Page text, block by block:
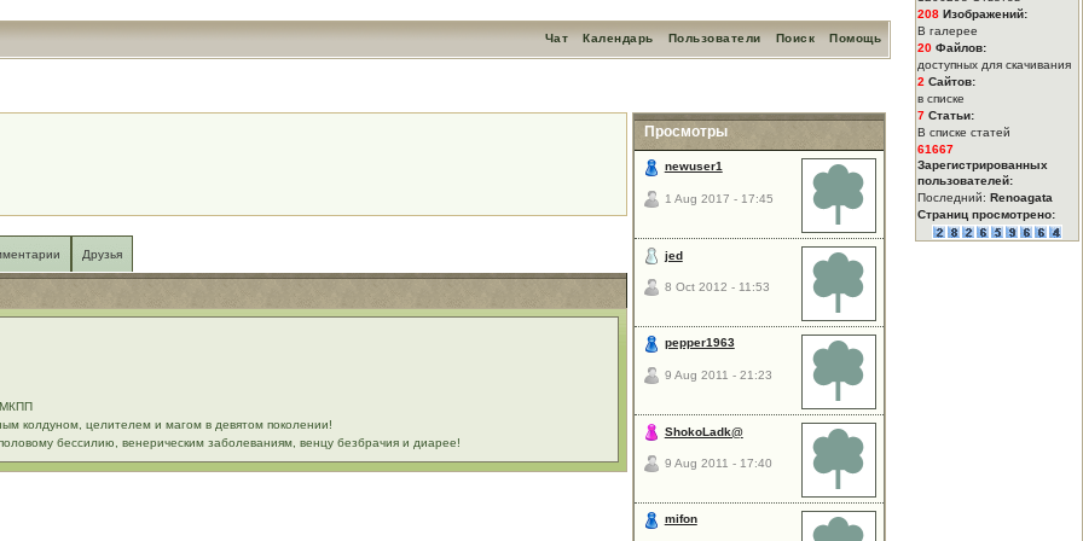
Помощь
Поиск
Пользователи
Календарь
Чат
Друзья
МКПП
колдуном, целителем и магом в девятом поколении!
бессилию, венерическим заболеваниям, венцу безбрачия и диарее!
Просмотры
newuser1
1 Aug 2017 - 17:45
jed
8 Oct 2012 - 11:53
pepper1963
9 Aug 2011 - 21:23
ShokoLadk@
9 Aug 2011 - 17:40
mifon
208 Изображений:
В галерее
20 Файлов:
доступных для скачивания
2 Сайтов:
в списке
7 Статьи:
В списке статей
61667
Зарегистрированных
пользователей:
Последний: Renoagata
Страниц просмотрено: